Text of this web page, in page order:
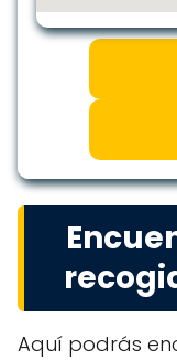
Aquí podrás